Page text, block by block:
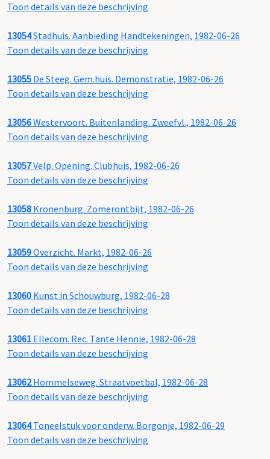
Toon details van deze beschrijving
13054Stadhuis. Aanbieding Handtekeningen, 1982-06-26
Toon details van deze beschrijving
13055 De Steeg. Gem.huis. Demonstratie, 1982-06-26
Toon details van deze beschrijving
13056Westervoort. Buitenlanding. Zweefvl., 1982-06-26
Toon details van deze beschrijving
13057Velp. Opening. Clubhuis, 1982-06-26
Toon details van deze beschrijving
13058 Kronenburg. Zomerontbijt, 1982-06-26
Toon details van deze beschrijving
13059Overzicht. Markt, 1982-06-26
Toon details van deze beschrijving
13060 Kunst in Schouwburg, 1982-06-28
Toon details van deze beschrijving
13061 Ellecom. Rec. Tante Hennie, 1982-06-28
Toon details van deze beschrijving
13062Hommelseweg. Straatvoetbal, 1982-06-28
Toon details van deze beschrijving
13064Toneelstuk voor onderw. Borgonje, 1982-06-29
Toon details van deze beschrijving